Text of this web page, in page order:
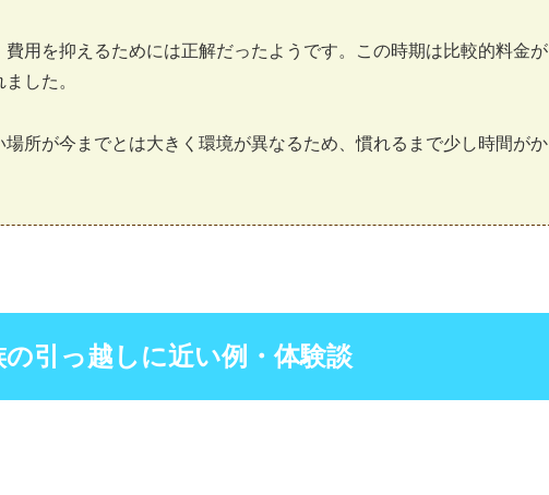
用を抑えるためには正解だったようです。この時期は比較的料金が
した。
所が今までとは大きく環境が異なるため、慣れるまで少し時間がか
引っ越しに近い例・体験談